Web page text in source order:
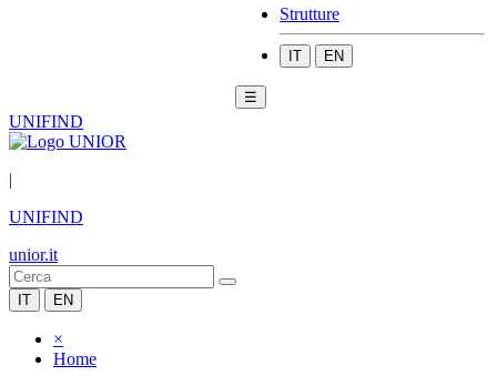
Strutture
IT EN
☰
UNIFIND
|
UNIFIND
unior.it
IT EN
×
Home